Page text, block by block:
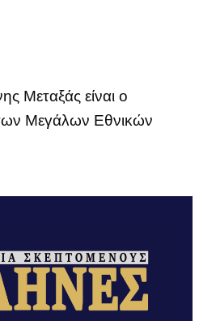
Μεταξάς είναι ο
Μεγάλων Εθνικών